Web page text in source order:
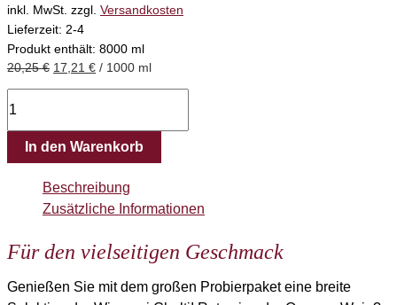
inkl. MwSt. zzgl. Versandkosten
Lieferzeit: 2-4
Produkt enthält: 8000 ml
20,25€ 17,21 € / 1000 ml
In den Warenkorb
Beschreibung
Zusätzliche Informationen
Für den vielseitigen Geschmack
Genießen Sie mit dem großen Probierpaket eine breite